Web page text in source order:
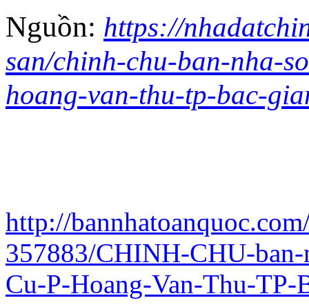
Nguồn: https://
san/chinh-chu-ban-nha-
hoang-van-thu-tp-bac-
http://
357883/CHINH-CHU-
Cu-P-Hoang-Van-Thu-TP-